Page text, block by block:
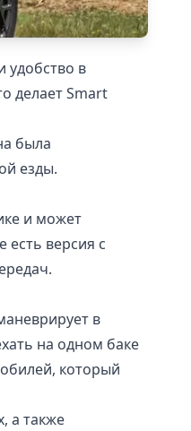
удобство в
делает Smart
была
езды.
и может
версия с
в
на одном баке
который
а также